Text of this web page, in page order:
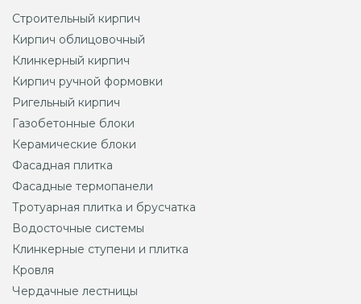
Строительный кирпич
Кирпич облицовочный
Клинкерный кирпич
Кирпич ручной формовки
Ригельный кирпич
Газобетонные блоки
Керамические блоки
Фасадная плитка
Фасадные термопанели
Тротуарная плитка и брусчатка
Водосточные системы
Клинкерные ступени и плитка
Кровля
Чердачные лестницы